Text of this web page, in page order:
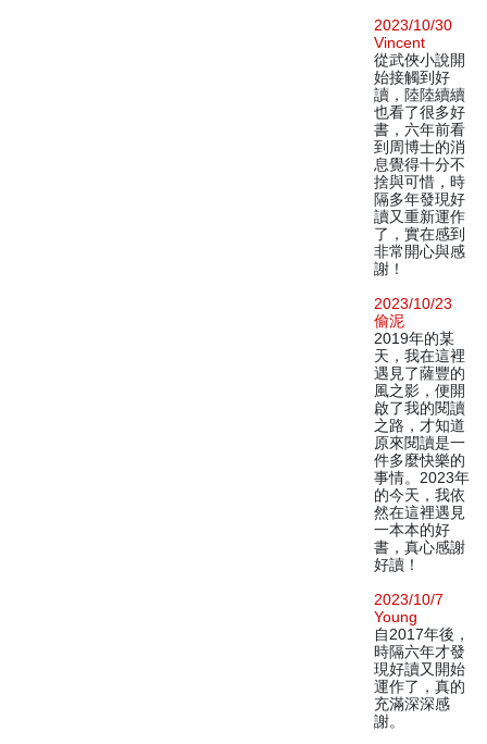
2023/10/30
Vincent
從武俠小說開
始接觸到好
讀，陸陸續續
也看了很多好
書，六年前看
到周博士的消
息覺得十分不
捨與可惜，時
隔多年發現好
讀又重新運作
了，實在感到
非常開心與感
謝！
2023/10/23
偷泥
2019年的某
天，我在這裡
遇見了薩豐的
風之影，便開
啟了我的閱讀
之路，才知道
原來閱讀是一
件多麼快樂的
事情。2023年
的今天，我依
然在這裡遇見
一本本的好
書，真心感謝
好讀！
2023/10/7
Young
自2017年後，
時隔六年才發
現好讀又開始
運作了，真的
充滿深深感
謝。